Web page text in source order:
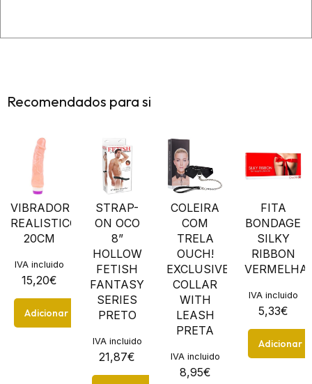
Recomendados para si
VIBRADOR
REALISTICO
20CM
15,20€
IVA incluido
Adicionar
STRAP-
ON OCO
8”
HOLLOW
FETISH
FANTASY
SERIES
PRETO
21,87€
IVA incluido
COLEIRA
COM
TRELA
OUCH!
EXCLUSIVE
COLLAR
WITH
LEASH
PRETA
8,95€
IVA incluido
FITA
BONDAGE
SILKY
RIBBON
VERMELHA
5,33€
IVA incluido
Adicionar